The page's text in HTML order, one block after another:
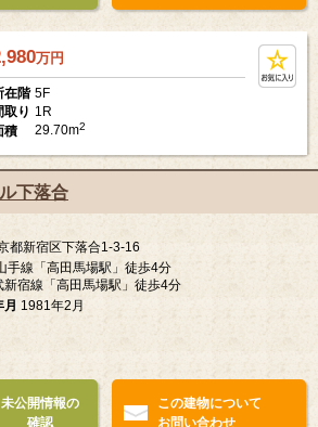
未公開情報の
確認
この建物について
お問い合わせ
万
在階
5F
取り 1R
積
29.70m2
下落合
都新宿区下落合1-3-16
手線「高田馬場駅」徒歩4分